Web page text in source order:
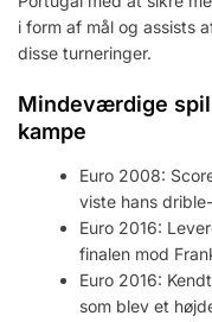
i form af mål og assists
disse turneringer.
Mindeværdige
kampe
Euro 2008:
viste hans
Euro 2016:
finalen mod
Euro 2016:
som blev et